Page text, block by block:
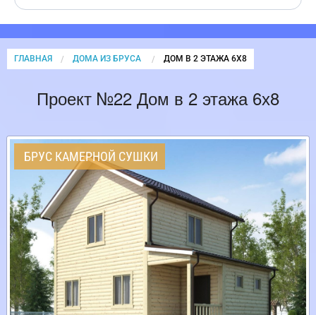
ГЛАВНАЯ ДОМА ИЗ БРУСА CURRENT:
ДОМ В 2 ЭТАЖА 6Х8
Проект №22 Дом в 2 этажа 6х8
БРУС КАМЕРНОЙ СУШКИ